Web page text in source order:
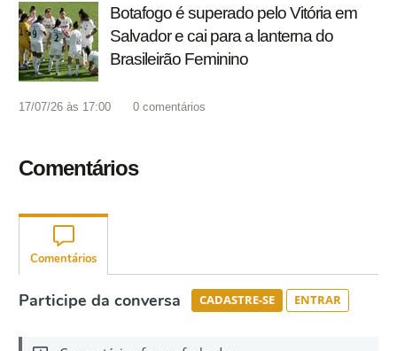
Botafogo é superado pelo Vitória em
Salvador e cai para a lanterna do
Brasileirão Feminino
17/07/26 às 17:00 0 comentários
Comentários